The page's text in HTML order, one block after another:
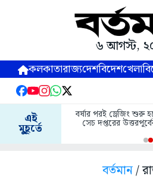
৬ আগস্ট,
কলকাতারাজ্যদেশবিদেশখেলা
এই
মুহূর্তে
বর্ষার পরই ড্রেজিং শুরু
সেচ দপ্তরের
বর্তমান/